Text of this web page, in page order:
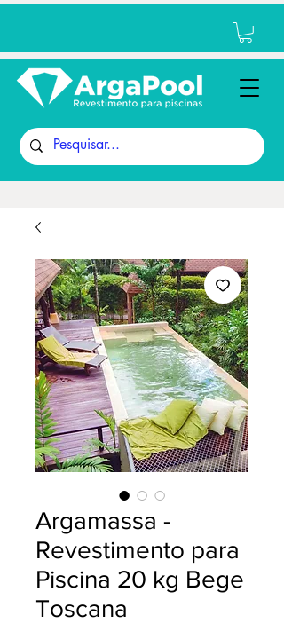
Argamassa -
Revestimento para
Piscina 20 kg Bege
Toscana